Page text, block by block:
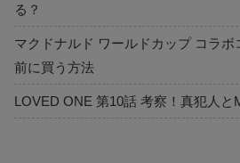
る？
マクドナルド ワールドカップ コラ
前に買う方法
LOVED ONE 第10話 考察！真犯人と